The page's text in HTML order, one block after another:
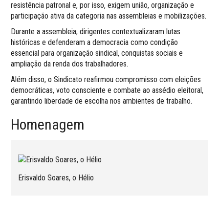
resistência patronal e, por isso, exigem união, organização e
participação ativa da categoria nas assembleias e mobilizações.
Durante a assembleia, dirigentes contextualizaram lutas
históricas e defenderam a democracia como condição
essencial para organização sindical, conquistas sociais e
ampliação da renda dos trabalhadores.
Além disso, o Sindicato reafirmou compromisso com eleições
democráticas, voto consciente e combate ao assédio eleitoral,
garantindo liberdade de escolha nos ambientes de trabalho.
Homenagem
Erisvaldo Soares, o Hélio